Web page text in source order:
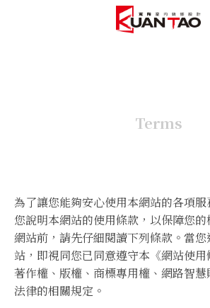
Terms
為了讓您能夠安心使用本網站的各項
您說明本網站的使用條款，以保障您
網站前，請先仔細閱讀下列條款。當
站，即視同您已同意遵守本《網站使
著作權、版權、商標專用權、網路智
法律的相關規定。